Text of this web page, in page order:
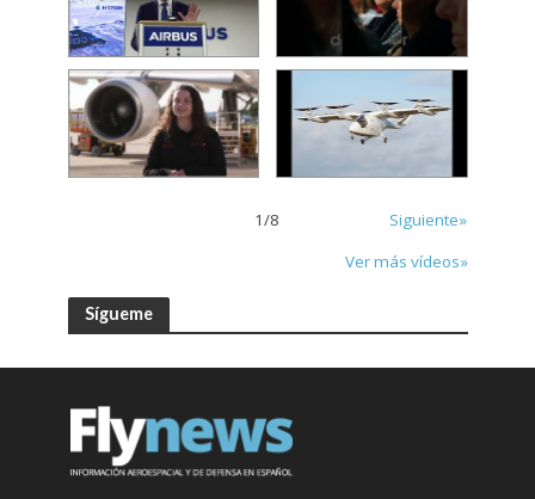
1/8
Siguiente»
Ver más vídeos»
Sígueme